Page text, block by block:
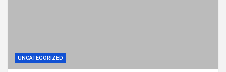
UNCATEGORIZED